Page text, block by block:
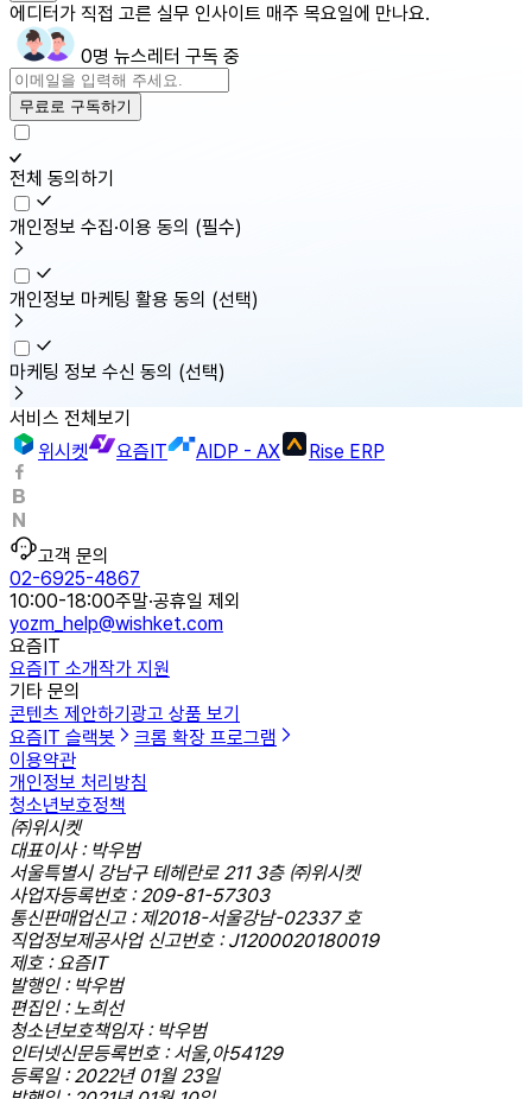
에디터가 직접 고른 실무 인사이트 매주 목요일에 만나요.
0명 뉴스레터 구독 중
무료로 구독하기
전체 동의하기
개인정보 수집·이용 동의 (필수)
개인정보 마케팅 활용 동의 (선택)
마케팅 정보 수신 동의 (선택)
서비스 전체보기
위시켓
요즘IT AIDP - AX Rise ERP
고객 문의
02-6925-4867
10:00-18:00주말·공휴일 제외
yozm_help@wishket.com
요즘IT
요즘IT 소개작가 지원
기타 문의
콘텐츠 제안하기광고 상품 보기
요즘IT 슬랙봇
크롬 확장 프로그램
이용약관
개인정보 처리방침
청소년보호정책
㈜위시켓
대표이사 : 박우범
서울특별시 강남구 테헤란로 211 3층 ㈜위시켓
사업자등록번호 : 209-81-57303
통신판매업신고 : 제2018-서울강남-02337 호
직업정보제공사업 신고번호 : J1200020180019
제호 : 요즘IT
발행인 : 박우범
편집인 : 노희선
청소년보호책임자 : 박우범
인터넷신문등록번호 : 서울,아54129
등록일 : 2022년 01월 23일